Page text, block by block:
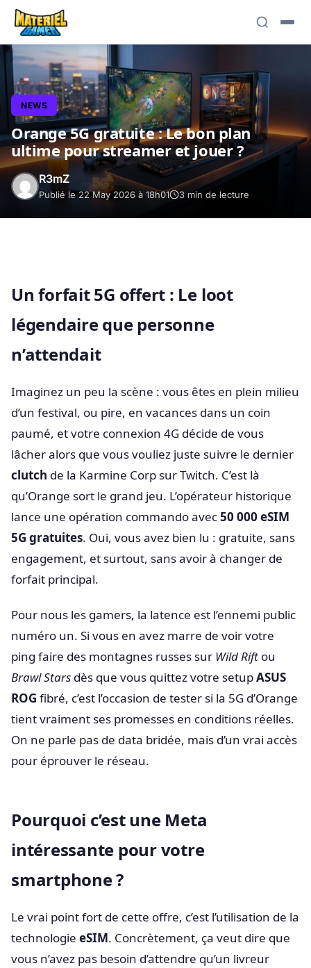
NEWS
Orange 5G gratuite : Le bon plan
ultime pour streamer et jouer ?
R3mZ
Publié le 22 May 2026 à 18h01 3 min de lecture
Un forfait 5G offert : Le loot
légendaire que personne
n’attendait
Imaginez un peu la scène : vous êtes en plein milieu
d’un festival, ou pire, en vacances dans un coin
paumé, et votre connexion 4G décide de vous
lâcher alors que vous vouliez juste suivre le dernier
clutch de la Karmine Corp sur Twitch. C’est là
qu’Orange sort le grand jeu. L’opérateur historique
lance une opération commando avec50 000 eSIM
5G gratuites. Oui, vous avez bien lu : gratuite, sans
engagement, et surtout, sans avoir à changer de
forfait principal.
Pour nous les gamers, la latence est l’ennemi public
numéro un. Si vous en avez marre de voir votre
ping faire des montagnes russes sur Wild Rift ou
Brawl Stars dès que vous quittez votre setupASUS
ROG fibré, c’est l’occasion de tester si la 5G d’Orange
tient vraiment ses promesses en conditions réelles.
On ne parle pas de data bridée, mais d’un vrai accès
pour éprouver le réseau.
Pourquoi c’est une Meta
intéressante pour votre
smartphone ?
Le vrai point fort de cette offre, c’est l’utilisation de la
technologie eSIM. Concrètement, ça veut dire que
vous n’avez pas besoin d’attendre qu’un livreur